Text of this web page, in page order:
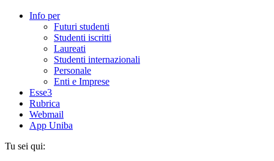
Info per
Futuri studenti
Studenti iscritti
Laureati
Studenti internazionali
Personale
Enti e Imprese
Esse3
Rubrica
Webmail
App Uniba
Tu sei qui: